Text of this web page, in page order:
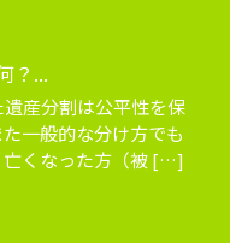
？...
産分割は公平性を保
一般的な分け方でも
亡くなった方（被 […]